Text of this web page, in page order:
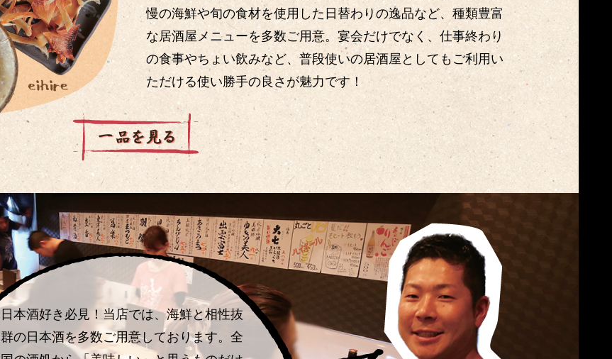
慢の海鮮や旬の食材を使用した日替わりの逸品など、種類豊富
な居酒屋メニューを多数ご用意。宴会だけでなく、仕事終わり
の食事やちょい飲みなど、普段使いの居酒屋としてもご利用い
ただける使い勝手の良さが魅力です！
日本酒好き必見！当店では、海鮮と相性抜
群の日本酒を多数ご用意しております。全